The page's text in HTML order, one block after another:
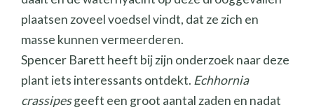
plaatsen zoveel voedsel vindt, dat ze zich en
masse kunnen vermeerderen.
Spencer Barett heeft bij zijn onderzoek naar deze
plant iets interessants ontdekt. Echhornia
crassipesgeeft een groot aantal zaden en nadat